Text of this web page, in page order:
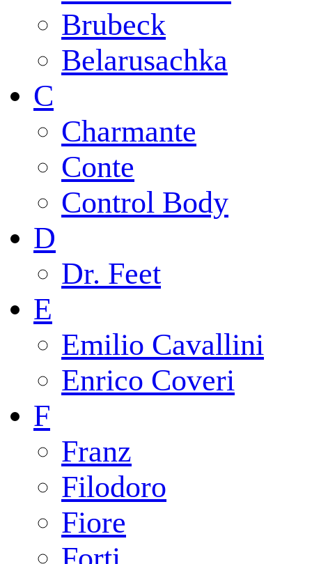
Brubeck
Belarusachka
C
Charmante
Conte
Control Body
D
Dr. Feet
E
Emilio Cavallini
Enrico Coveri
F
Franz
Filodoro
Fiore